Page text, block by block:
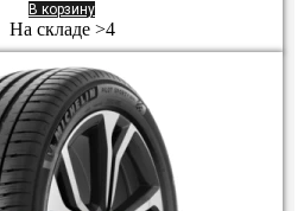
В корзину
На складе >4